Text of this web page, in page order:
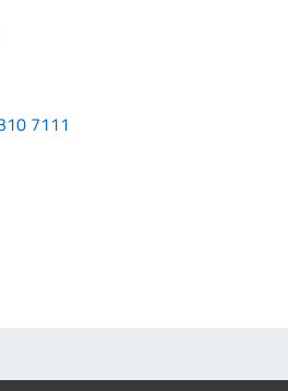
7111